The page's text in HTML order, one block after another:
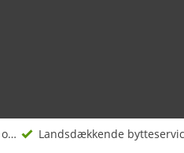
Træbeskyttelse og -olie Landsdækkende